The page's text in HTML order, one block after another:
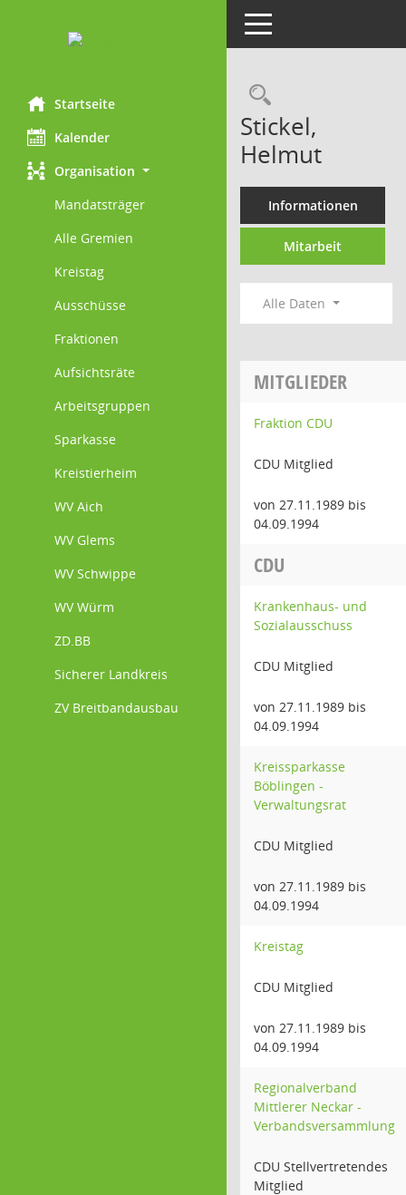
Startseite
Kalender
Organisation
Mandatsträger
Alle Gremien
Kreistag
Ausschüsse
Fraktionen
Aufsichtsräte
Arbeitsgruppen
Sparkasse
Kreistierheim
WV Aich
WV Glems
WV Schwippe
WV Würm
ZD.BB
Sicherer Landkreis
ZV Breitbandausbau
Toggle navigation
Stickel,
Helmut
Informationen
Mitarbeit
Alle Daten
MITGLIEDER
Fraktion CDU
CDU Mitglied
von 27.11.1989 bis
04.09.1994
CDU
Krankenhaus- und
Sozialausschuss
CDU Mitglied
von 27.11.1989 bis
04.09.1994
Kreissparkasse
Böblingen -
Verwaltungsrat
CDU Mitglied
von 27.11.1989 bis
04.09.1994
Kreistag
CDU Mitglied
von 27.11.1989 bis
04.09.1994
Regionalverband
Mittlerer Neckar -
Verbandsversammlung
CDU Stellvertretendes
Mitglied